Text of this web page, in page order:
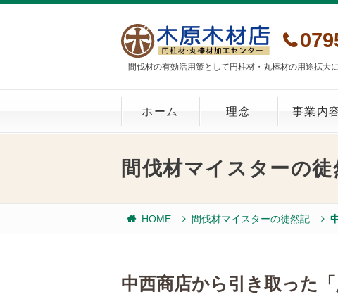
間伐材の有効活用策として円柱材・丸棒材の用途拡大
ホーム 理念 事業内
間伐材マイスターの徒
HOME 間伐材マイスターの徒然記
中西商店から引き取った